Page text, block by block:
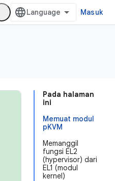
Masuk
Pada halaman
ini
Memuat modul
pKVM
Memanggil
fungsi EL2
(hypervisor) dari
EL1 (modul
kernel)